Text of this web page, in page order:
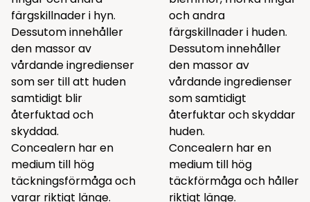
färgskillnader i hyn.
Dessutom innehåller
den massor av
vårdande ingredienser
som ser till att huden
samtidigt blir
återfuktad och
skyddad.
Concealern har en
medium till hög
täckningsförmåga och
varar riktigt länge.
och andra
färgskillnader i huden.
Dessutom innehåller
den massor av
vårdande ingredienser
som samtidigt
återfuktar och skyddar
huden.
Concealern har en
medium till hög
täckförmåga och håller
riktigt länge.